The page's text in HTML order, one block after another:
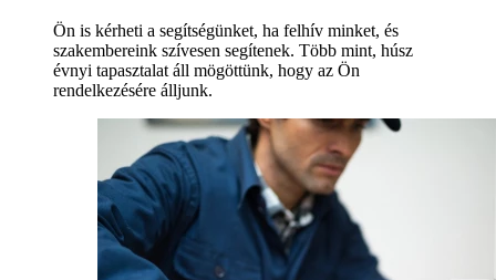
Ön is kérheti a segítségünket, ha felhív minket, és
szakembereink szívesen segítenek. Több mint, húsz
évnyi tapasztalat áll mögöttünk, hogy az Ön
rendelkezésére álljunk.